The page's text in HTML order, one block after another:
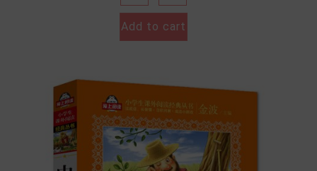
Add to cart